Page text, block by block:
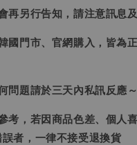
再另行告知，請注意訊息
國門市、官網購入，皆為
問題請於三天內私訊反應～
考，若因商品色差、個人
者，一律不接受退換貨